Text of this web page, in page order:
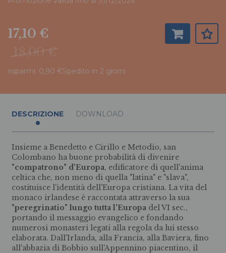
18,00 €
17,10 €
risparmi: 0,90 €Spedito in 2 giorni
DESCRIZIONE DOWNLOAD
Insieme a Benedetto e Cirillo e Metodio, san
Colombano ha buone probabilità di divenire
"compatrono" d'Europa, edificatore di quell'anima
celtica che, non meno di quella "latina" e "slava",
costituisce l'identità dell'Europa cristiana. La vita del
monaco irlandese è raccontata attraverso la sua
"peregrinatio" lungo tutta l'Europa del VI sec.,
portando il messaggio evangelico e fondando
numerosi monasteri legati alla regola da lui stesso
elaborata. Dall'Irlanda, alla Francia, alla Baviera, fino
all'abbazia di Bobbio sull'Appennino piacentino, il